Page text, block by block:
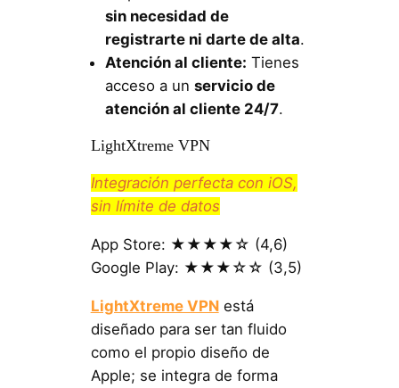
sin necesidad de
registrarte ni darte de alta.
Atención al cliente: Tienes
acceso a un servicio de
atención al cliente 24/7.
LightXtreme VPN
Integración perfecta con iOS,
sin límite de datos
App Store: ★★★★☆ (4,6)
Google Play: ★★★☆☆ (3,5)
LightXtreme VPNestá
diseñado para ser tan fluido
como el propio diseño de
Apple; se integra de forma